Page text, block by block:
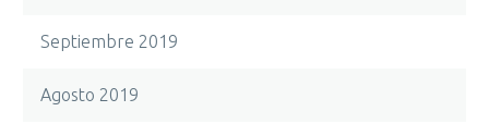
Septiembre 2019
Agosto 2019